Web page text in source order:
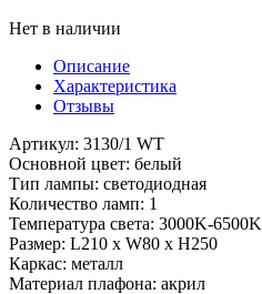
Нет в наличии
Описание
Характеристика
Отзывы
Артикул: 3130/1 WT
Основной цвет: белый
Тип лампы: светодиодная
Количество ламп: 1
Температура света: 3000K-6500K
Размер: L210 x W80 x H250
Каркас: металл
Материал плафона: акрил